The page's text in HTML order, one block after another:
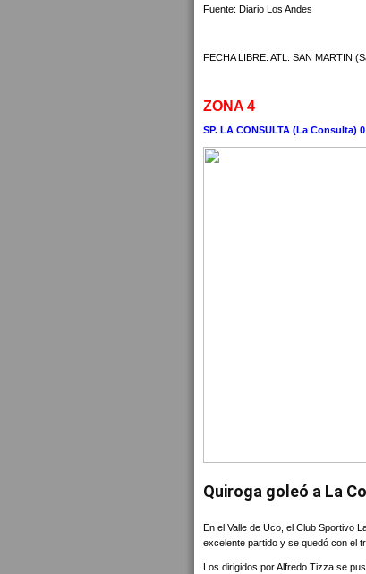
Fuente: Diario Los Andes
FECHA LIBRE: ATL. SAN MARTIN
ZONA 4
SP. LA CONSULTA (La Consulta)
Quiroga goleó a La
En el Valle de Uco, el Club Sportivo
excelente partido y se quedó con el
Los dirigidos por Alfredo Tizza se